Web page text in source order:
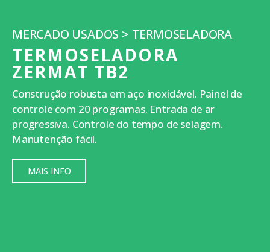
MERCADO USADOS > TERMOSELADORA
TERMOSELADORA
ZERMAT TB2
Construção robusta em aço inoxidável. Painel de
controle com 20 programas. Entrada de ar
progressiva. Controle do tempo de selagem.
Manutenção fácil.
MAIS INFO